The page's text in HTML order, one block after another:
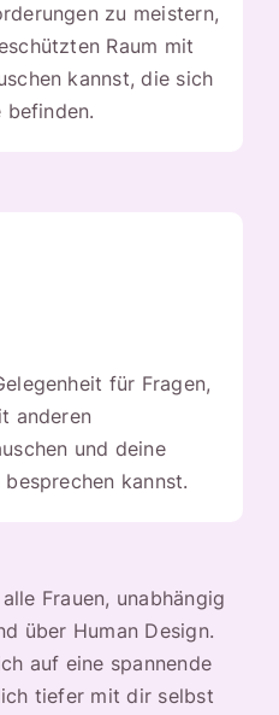
zu meistern,
Raum mit
kannst, die sich
befinden.
für Fragen,
anderen
und deine
kannst.
Frauen, unabhängig
über Human Design.
auf eine spannende
tiefer mit dir selbst